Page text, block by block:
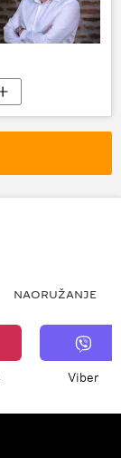
NAORUŽANJE
Viber